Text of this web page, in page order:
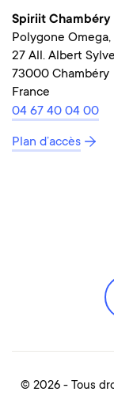
Spiriit Chambéry
Polygone Omega,
27 All. Albert
73000 Chambéry
France
04 67 40 04 00
Plan d’accès
© 2026 - Tous